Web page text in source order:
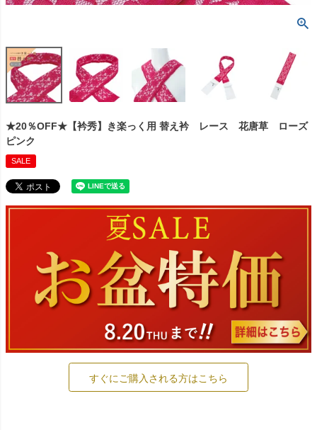
★20％OFF★【衿秀】き楽っく用 替え衿 レース 花唐草 ローズ
ピンク
SALE
すぐにご購入される方はこちら